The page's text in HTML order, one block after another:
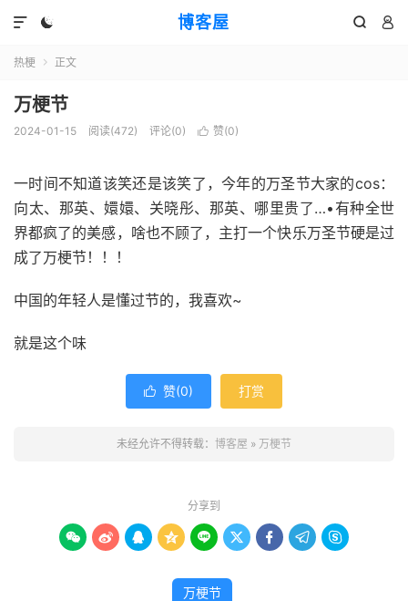
博客屋
  

热梗  正文
万梗节
2024-01-15 阅读(472) 评论(0)  赞(0)
一时间不知道该笑还是该笑了，今年的万圣节大家的cos：
向太、那英、嬛嬛、关晓彤、那英、哪里贵了…•有种全世
界都疯了的美感，啥也不顾了，主打一个快乐万圣节硬是过
成了万梗节！！！
中国的年轻人是懂过节的，我喜欢~
就是这个味
 赞(0) 打赏
未经允许不得转载： 博客屋 » 万梗节
分享到
        
万梗节